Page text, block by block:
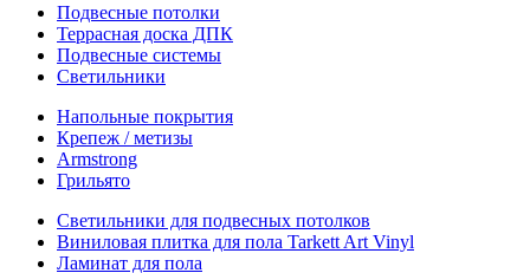
Подвесные потолки
Террасная доска ДПК
Подвесные системы
Светильники
Напольные покрытия
Крепеж / метизы
Armstrong
Грильято
Светильники для подвесных потолков
Виниловая плитка для пола Tarkett Art Vinyl
Ламинат для пола